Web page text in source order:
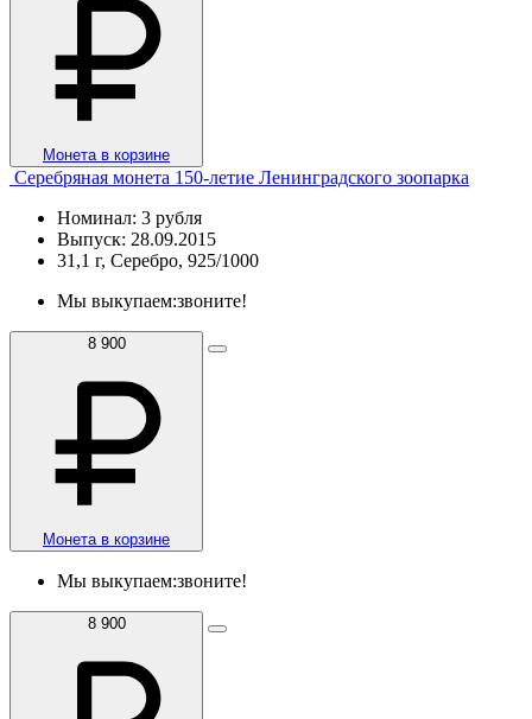
Монета в корзине
Серебряная монета 150-летие Ленинградского зоопарка
Номинал: 3 рубля
Выпуск: 28.09.2015
31,1 г, Серебро, 925/1000
Мы выкупаем:звоните!
8 900
Монета в корзине
Мы выкупаем:звоните!
8 900